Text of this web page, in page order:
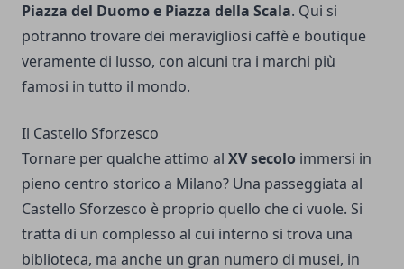
Piazza del Duomo e Piazza della Scala. Qui si
potranno trovare dei meravigliosi caffè e boutique
veramente di lusso, con alcuni tra i marchi più
famosi in tutto il mondo.
Il Castello Sforzesco
Tornare per qualche attimo al XV secolo immersi in
pieno centro storico a Milano? Una passeggiata al
Castello Sforzesco è proprio quello che ci vuole. Si
tratta di un complesso al cui interno si trova una
biblioteca, ma anche un gran numero di musei, in